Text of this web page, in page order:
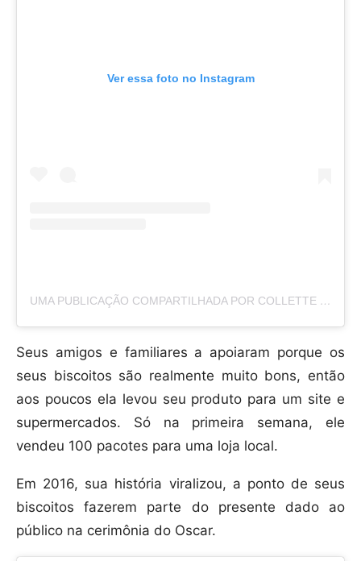
Ver essa foto no Instagram
UMA PUBLICAÇÃO COMPARTILHADA POR COLLETTE DIVITTO (@COLLETTEYSCOOKIES)
Seus amigos e familiares a apoiaram porque os
seus biscoitos são realmente muito bons, então
aos poucos ela levou seu produto para um site e
supermercados. Só na primeira semana, ele
vendeu 100 pacotes para uma loja local.
Em 2016, sua história viralizou, a ponto de seus
biscoitos fazerem parte do presente dado ao
público na cerimônia do Oscar.